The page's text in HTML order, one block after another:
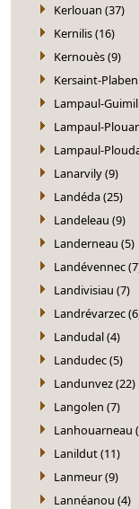
Kerlouan (37)
Kernilis (16)
Kernouès (9)
Kersaint-
Lampaul-
Lampaul-
Lampaul-
Lanarvily (9)
Landéda (25)
Landeleau (9)
Landerneau (5)
Landévennec
Landivisiau (7)
Landrévarzec
Landudal (4)
Landudec (5)
Landunvez (22)
Langolen (7)
Lanhouarneau
Lanildut (11)
Lanmeur (9)
Lannéanou (4)